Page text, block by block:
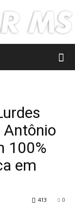
100%
em
0
413